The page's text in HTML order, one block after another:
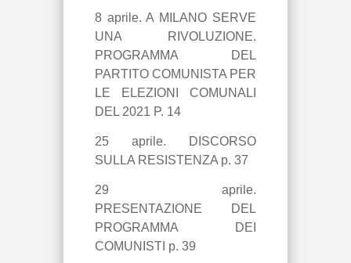
8 aprile. A MILANO SERVE
UNA RIVOLUZIONE.
PROGRAMMA DEL
PARTITO COMUNISTA PER
LE ELEZIONI COMUNALI
DEL 2021 P. 14
25 aprile. DISCORSO
SULLA RESISTENZA p. 37
29 aprile.
PRESENTAZIONE DEL
PROGRAMMA DEI
COMUNISTI p. 39